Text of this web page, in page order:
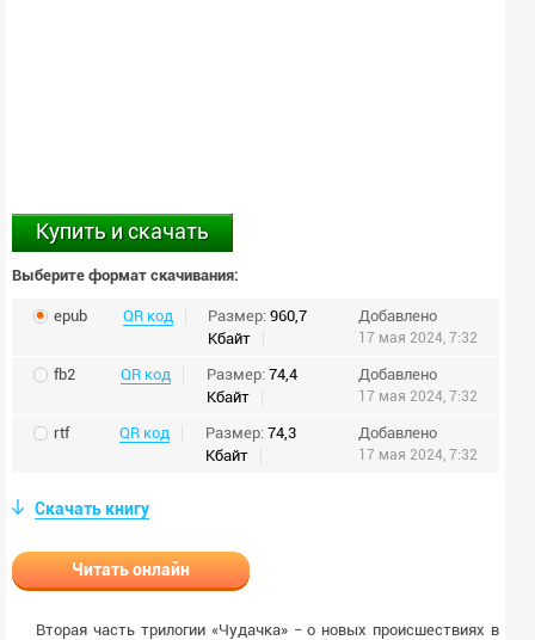
Купить и скачать
Выберите формат скачивания:
epub QR код Размер: 960,7
Кбайт
Добавлено
17 мая 2024, 7:32
fb2 QR код Размер: 74,4
Кбайт
Добавлено
17 мая 2024, 7:32
rtf QR код Размер: 74,3
Кбайт
Добавлено
17 мая 2024, 7:32
Скачать книгу
Читать онлайн
Вторая часть трилогии «Чудачка» − о новых происшествиях в